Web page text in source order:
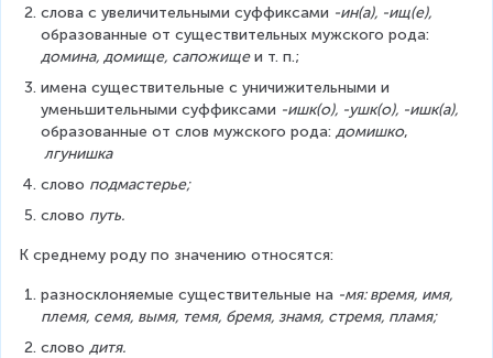
слова с увеличительными суффиксами -ин(а), -ищ(е),
образованные от существительных мужского рода:
домина, домище, сапожище и т. п.;
имена существительные с уничижительными и
уменьшительными суффиксами -ишк(о), -ушк(о), -ишк(а),
образованные от слов мужского рода: домишко,
лгунишка
слово подмастерье;
слово путь.
К среднему роду по значению относятся:
разносклоняемые существительные на -мя: время, имя,
племя, семя, вымя, темя, бремя, знамя, стремя, пламя;
слово дитя.